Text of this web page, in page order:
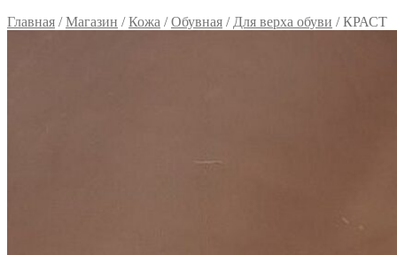
Главная /Магазин /Кожа /Обувная / Для верха обуви /КРАСТ